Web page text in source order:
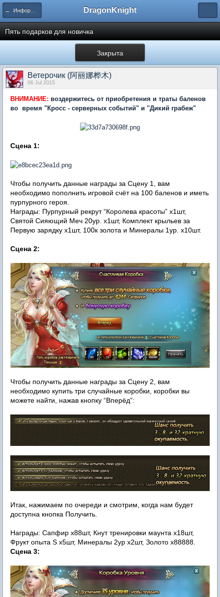
← Информация и гайды по игре DragonKnight
Пять подарков для новичка
Закрыта
Ветерочик (阿丽娜桦木)
06 Jul 2015
ВНИМАНИЕ: воздержитесь от приобретения и траты баленов
во время "Кросс - серверных событий" и "Дикий грабеж"
Сцена 1:
Чтобы получить данные награды за Сцену 1, вам
необходимо пополнить игровой счёт на 100 баленов и иметь
пурпурного героя.
Награды: Пурпурный рекрут “Королева красоты” х1шт,
Святой Сияющий Меч 20ур. х1шт, Комплект крыльев за
Первую зарядку х1шт, 100к золота и Минералы 1ур. х10шт.
Сцена 2:
Чтобы получить данные награды за Сцену 2, вам
необходимо купить три случайные коробки, коробки вы
можете найти, нажав кнопку “Вперёд”:
Итак, нажимаем по очереди и смотрим, когда нам будет
доступна кнопка Получить.
Награды: Сапфир х88шт, Кнут тренировки маунта х18шт,
Фрукт опыта S х5шт, Минералы 2ур х2шт, Золото х88888.
Сцена 3: